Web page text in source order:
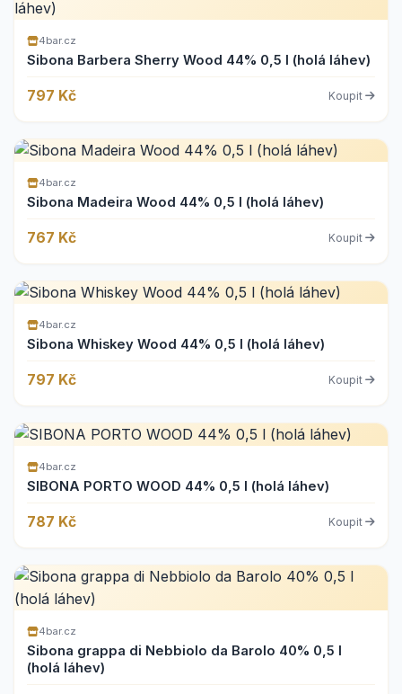
4bar.cz
Sibona Barbera Sherry Wood 44% 0,5 l (holá láhev)
797 Kč Koupit
4bar.cz
Sibona Madeira Wood 44% 0,5 l (holá láhev)
767 Kč Koupit
4bar.cz
Sibona Whiskey Wood 44% 0,5 l (holá láhev)
797 Kč Koupit
4bar.cz
SIBONA PORTO WOOD 44% 0,5 l (holá láhev)
787 Kč Koupit
4bar.cz
Sibona grappa di Nebbiolo da Barolo 40% 0,5 l
(holá láhev)